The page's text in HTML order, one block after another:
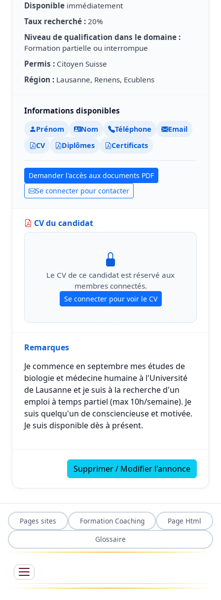
Disponible immédiatement
Taux recherché : 20%
Niveau de qualification dans le domaine :
Formation partielle ou interrompue
Permis : Citoyen Suisse
Région : Lausanne, Renens, Ecublens
Informations disponibles
Prénom Nom Téléphone
Email
CV
Diplômes Certificats
Demander l'accès aux documents PDF
Se connecter pour contacter
CV du candidat
Le CV de ce candidat est réservé aux
membres connectés.
Se connecter pour voir le CV
Remarques
Je commence en septembre mes études de
biologie et médecine humaine à l'Université
de Lausanne et je suis à la recherche d'un
emploi à temps partiel (max 10h/semaine). Je
suis quelqu'un de consciencieuse et motivée.
Je suis disponible dès à présent.
Supprimer / Modifier l'annonce
Pages sites Formation Coaching
Page Html
Glossaire